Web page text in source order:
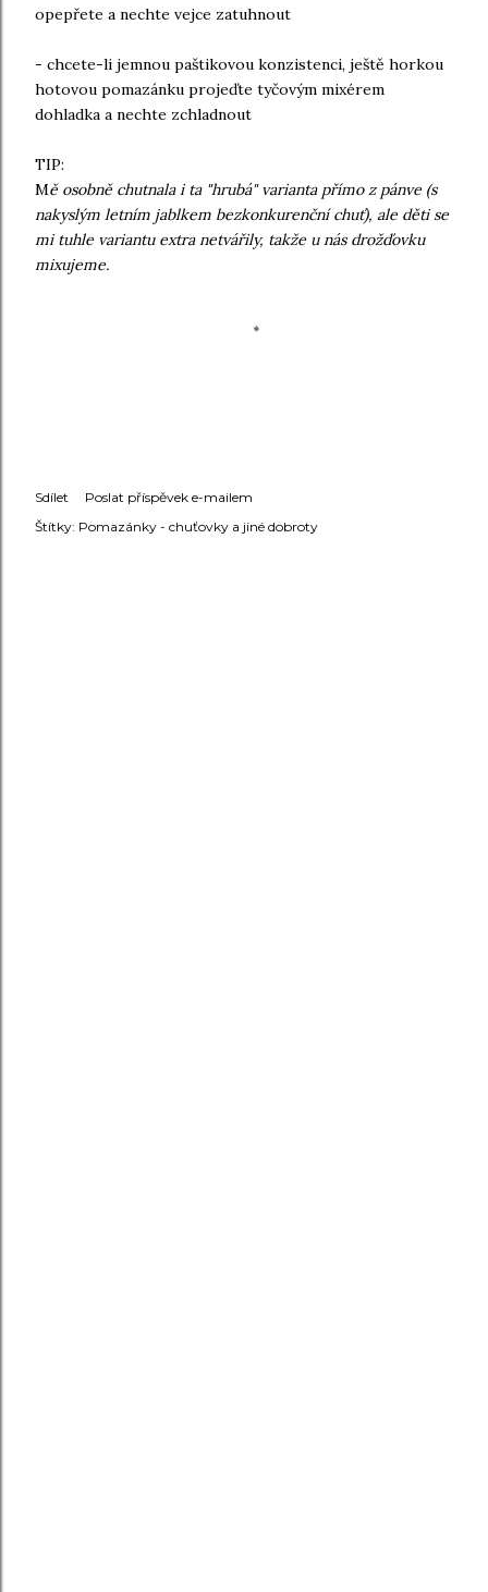
opepřete a nechte vejce zatuhnout
- chcete-li jemnou paštikovou konzistenci, ještě horkou
hotovou pomazánku projeďte tyčovým mixérem
dohladka a nechte zchladnout
TIP:
Mě osobně chutnala i ta "hrubá" varianta přímo z pánve (s
nakyslým letním jablkem bezkonkurenční chuť), ale děti se
mi tuhle variantu extra netvářily, takže u nás drožďovku
mixujeme.
Sdílet
Poslat příspěvek e-mailem
Štítky: Pomazánky - chuťovky a jiné dobroty